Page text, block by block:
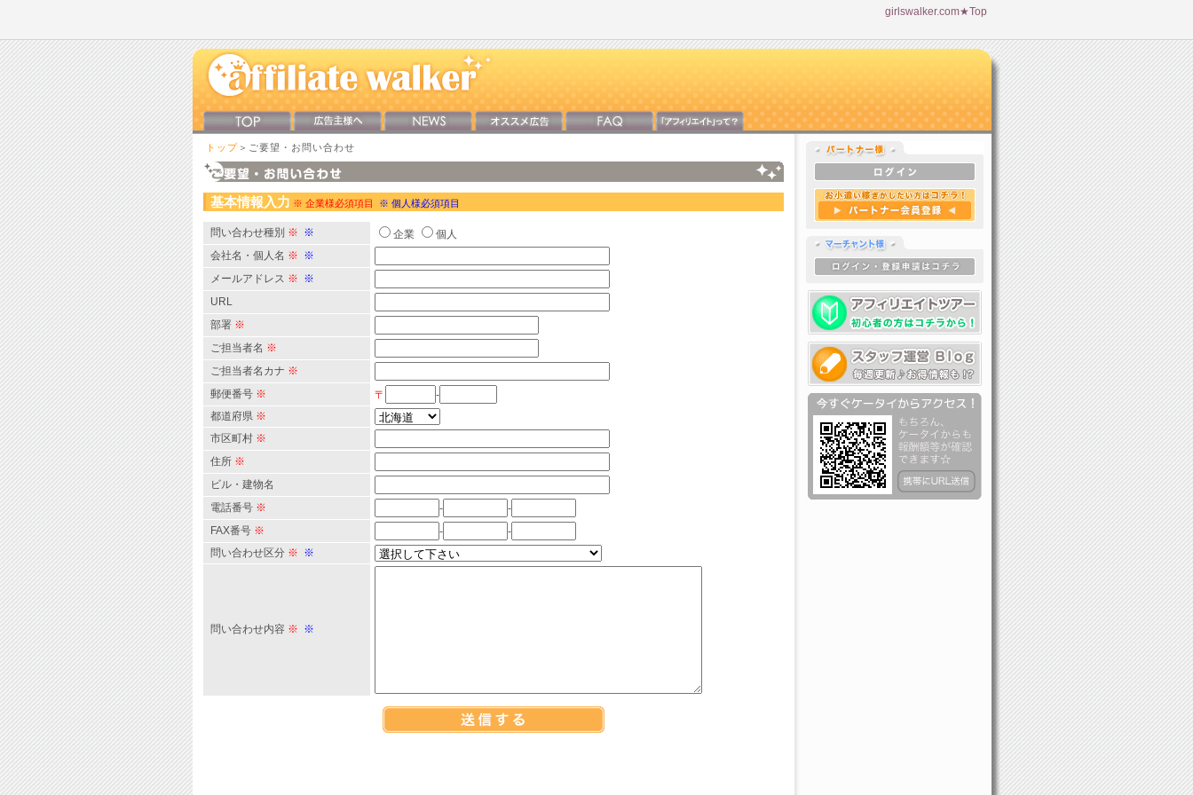
girlswalker.com★Top
トップ ＞ご要望・お問い合わせ
基本情報入力 ※ 企業様必須項目 ※ 個人様必須項目
問い合わせ種別 ※ ※ 企業
個人
会社名・個人名 ※ ※
メールアドレス ※ ※
URL
部署 ※
ご担当者名 ※
ご担当者名カナ ※
郵便番号 ※ 〒
-
都道府県 ※
市区町村 ※
住所 ※
ビル・建物名
電話番号 ※ -
-
FAX番号 ※ -
-
問い合わせ区分 ※ ※
問い合わせ内容 ※ ※